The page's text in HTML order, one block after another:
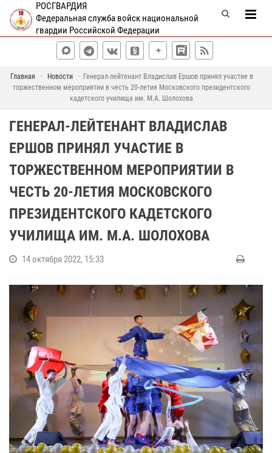
РОСГВАРДИЯ
Федеральная служба войск национальной
гвардии Российской Федерации
Главная Новости
Генерал-лейтенант Владислав Ершов принял участие в
торжественном мероприятии в честь 20-летия Московского президентского
кадетского училища им. М.А. Шолохова
ГЕНЕРАЛ-ЛЕЙТЕНАНТ ВЛАДИСЛАВ
ЕРШОВ ПРИНЯЛ УЧАСТИЕ В
ТОРЖЕСТВЕННОМ МЕРОПРИЯТИИ В
ЧЕСТЬ 20-ЛЕТИЯ МОСКОВСКОГО
ПРЕЗИДЕНТСКОГО КАДЕТСКОГО
УЧИЛИЩА ИМ. М.А. ШОЛОХОВА
14 октября 2022, 15:33